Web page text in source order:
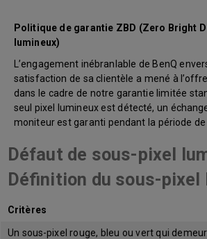
Politique de garantie ZBD (Zero Bright
lumineux)
L’engagement inébranlable de BenQ
satisfaction de sa clientèle a mené à
dans le cadre de notre garantie limitée
seul pixel lumineux est détecté, un
moniteur est garanti pendant la période
Défaut de sous-pixel
Définition du sous-pixel
Critères
Un sous-pixel rouge, bleu ou vert qui